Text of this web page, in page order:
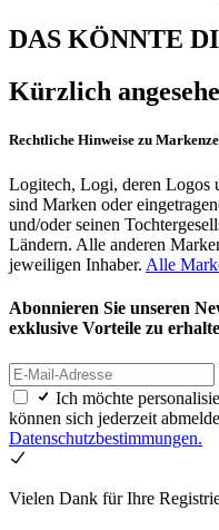
DAS KÖNNTE
Kürzlich
Rechtliche Hinweise zu
Logitech, Logi, deren Logos
sind Marken oder
und/oder seinen
Ländern. Alle anderen
jeweiligen Inhaber. Alle
Abonnieren Sie unseren
exklusive Vorteile zu
Ich möchte
können sich jederzeit
Datenschutzbestimmungen.
Vielen Dank für Ihre